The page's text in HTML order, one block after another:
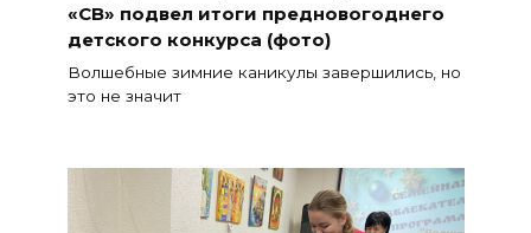
«СВ» подвел итоги предновогоднего
детского конкурса (фото)
Волшебные зимние каникулы завершились, но
это не значит